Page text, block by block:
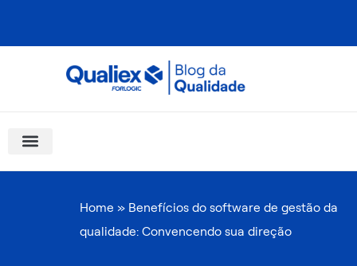
Home » Benefícios do software de gestão da
qualidade: Convencendo sua direção